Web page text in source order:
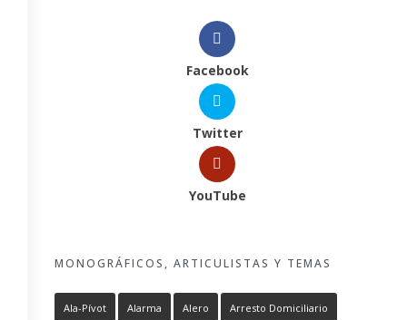
Facebook
Twitter
YouTube
MONOGRÁFICOS, ARTICULISTAS Y TEMAS
Ala-Pívot Alarma Alero Arresto Domiciliario